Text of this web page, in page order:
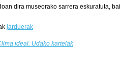
dira museorako sarrera eskuratuta,
jarduerak
ideal. Udako kartelak